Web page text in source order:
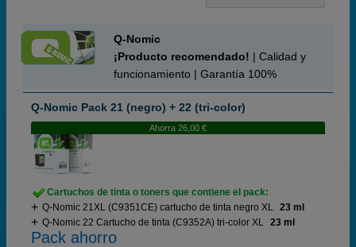
Q-Nomic
¡Producto recomendado! | Calidad y
funcionamiento | Garantía 100%
Q-Nomic Pack 21 (negro) + 22 (tri-color)
Ahorra 26,00 €
Cartuchos de tinta o toners que contiene el pack:
Q-Nomic 21XL (C9351CE) cartucho de tinta negro XL 23 ml
Q-Nomic 22 Cartucho de tinta (C9352A) tri-color XL 23 ml
Pack ahorro